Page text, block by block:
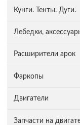
Кунги. Тенты. Дуги.
Лебедки,
Расширители арок
Фаркопы
Двигатели
Запчасти на